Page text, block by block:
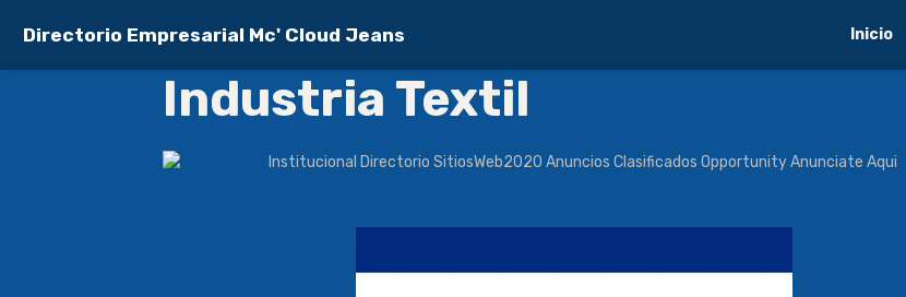
Directorio Empresarial Mc' Cloud Jeans Inicio
Industria Textil